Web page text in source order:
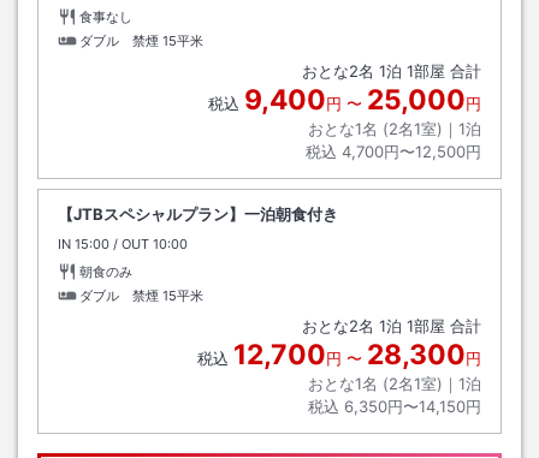
食事なし
ダブル 禁煙 15平米
おとな2名 1泊 1部屋 合計
税込 9,400円 〜 25,000円
おとな1名 (2名1室)｜ 1泊
税込 4,700円〜12,500円
【JTBスペシャルプラン】一泊朝食付き
IN チェックイン
15:00 / OUT チェックアウト
10:00
朝食のみ
ダブル 禁煙 15平米
おとな2名 1泊 1部屋 合計
税込 12,700円 〜 28,300円
おとな1名 (2名1室)｜ 1泊
税込 6,350円〜14,150円